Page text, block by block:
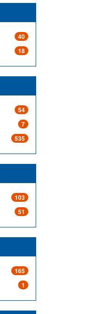
40
18
54
7
535
103
51
165
1